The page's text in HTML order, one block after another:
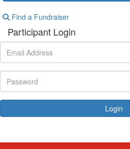
Find a Fundraiser
Participant Login
Login